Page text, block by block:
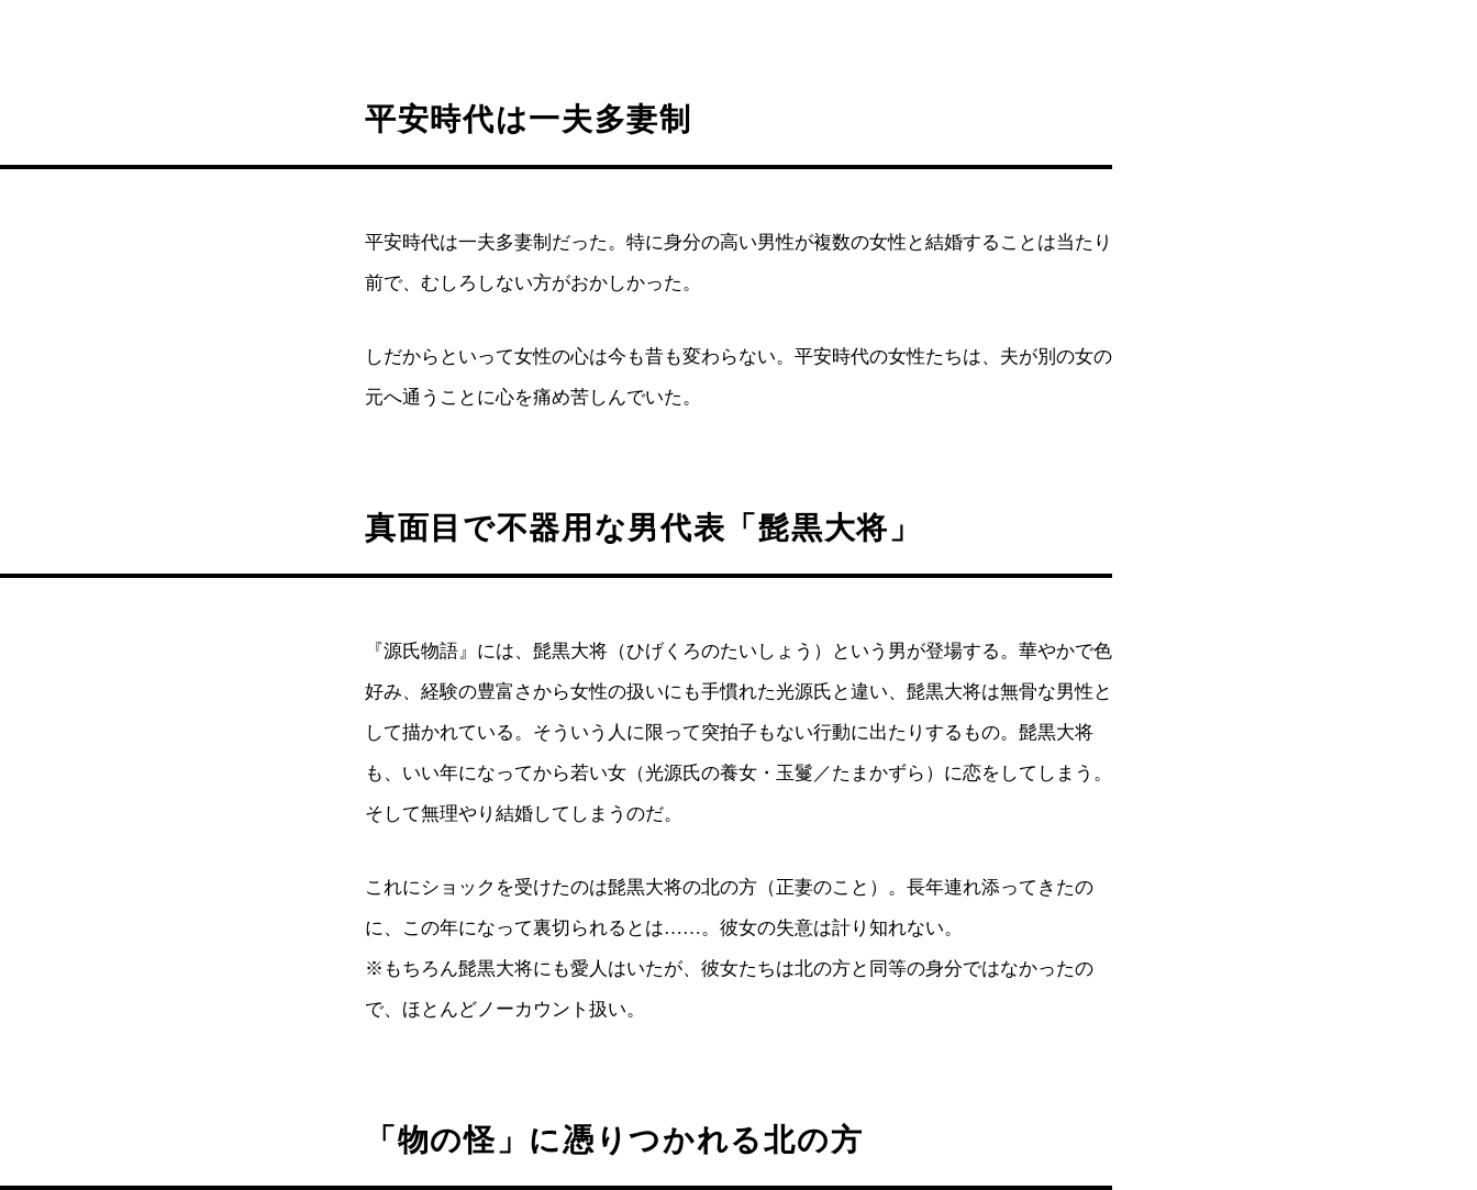
平安時代は一夫多妻制
平安時代は一夫多妻制だった。特に身分の高い男性が複数の女性と結婚することは当たり
前で、むしろしない方がおかしかった。
しだからといって女性の心は今も昔も変わらない。平安時代の女性たちは、夫が別の女の
元へ通うことに心を痛め苦しんでいた。
真面目で不器用な男代表「髭黒大将」
『源氏物語』には、髭黒大将（ひげくろのたいしょう）という男が登場する。華やかで色
好み、経験の豊富さから女性の扱いにも手慣れた光源氏と違い、髭黒大将は無骨な男性と
して描かれている。そういう人に限って突拍子もない行動に出たりするもの。髭黒大将
も、いい年になってから若い女（光源氏の養女・玉鬘／たまかずら）に恋をしてしまう。
そして無理やり結婚してしまうのだ。
これにショックを受けたのは髭黒大将の北の方（正妻のこと）。長年連れ添ってきたの
に、この年になって裏切られるとは……。彼女の失意は計り知れない。
※もちろん髭黒大将にも愛人はいたが、彼女たちは北の方と同等の身分ではなかったの
で、ほとんどノーカウント扱い。
「物の怪」に憑りつかれる北の方